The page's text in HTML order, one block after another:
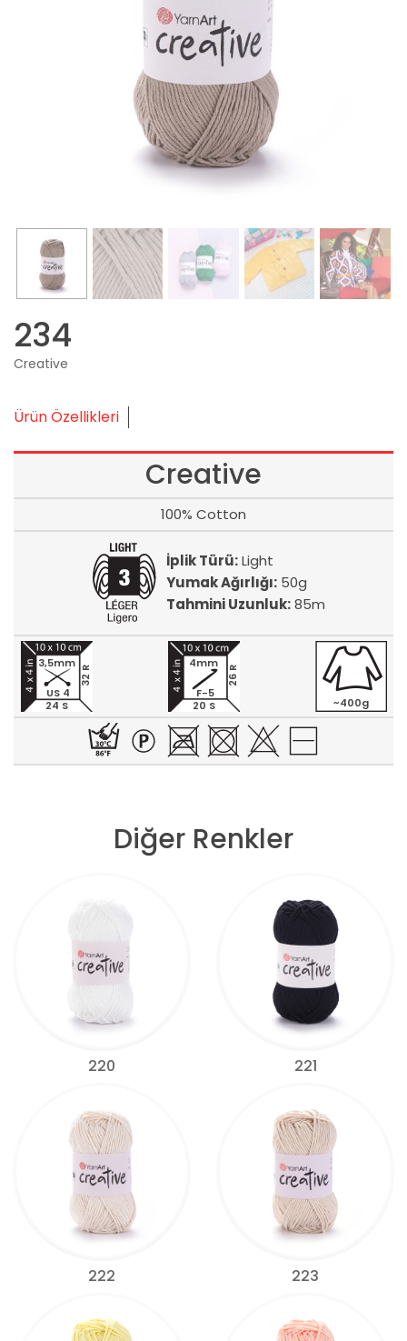
234
Creative
Ürün Özellikleri
Creative
100% Cotton
İplik Türü:Light
Yumak Ağırlığı:50g
Tahmini Uzunluk:85m
24 S
32 R
3,5mm
US 4
20 S
26 R
4mm
F-5
~400g
Diğer Renkler
220 221
222 223